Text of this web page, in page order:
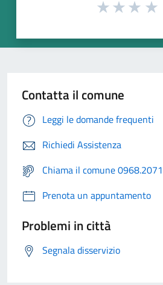
Contatta il comune
Leggi le domande frequenti
Richiedi Assistenza
Chiama il comune 0968.2071
Prenota un appuntamento
Problemi in città
Segnala disservizio